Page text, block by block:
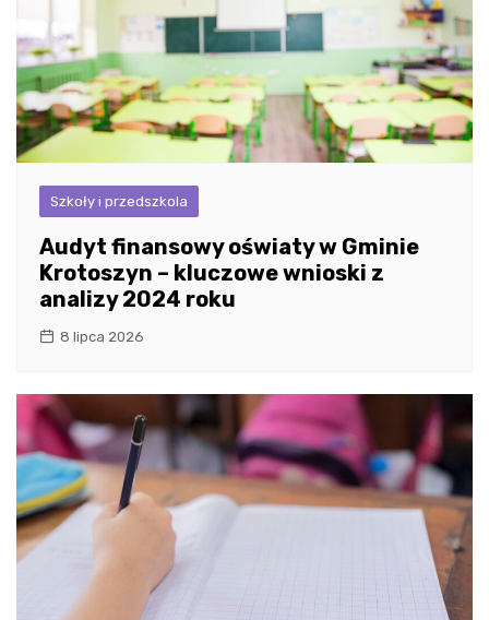
Szkoły i przedszkola
Audyt finansowy oświaty w Gminie
Krotoszyn – kluczowe wnioski z
analizy 2024 roku
8 lipca 2026